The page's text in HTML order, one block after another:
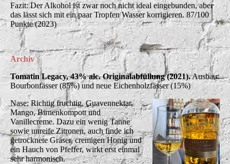
Fazit: Der Alkohol ist zwar noch nicht ideal eingebunden, aber
das lässt sich mit ein paar Tropfen Wasser korrigieren. 87/100
Punkte (2023)
Archiv
Tomatin Legacy, 43% alc. Originalabfüllung (2021).Ausbau:
Bourbonfässer (85%) und neue Eichenholzfässer (15%)
Nase: Richtig fruchtig, Guavennektar,
Mango, Birnenkompott und
Vanillecreme. Dazu ein wenig Tanne
sowie unreife Zitronen, auch finde ich
getrocknete Gräser, cremigen Honig und
ein Hauch von Pfeffer, wirkt erst einmal
sehr harmonisch.